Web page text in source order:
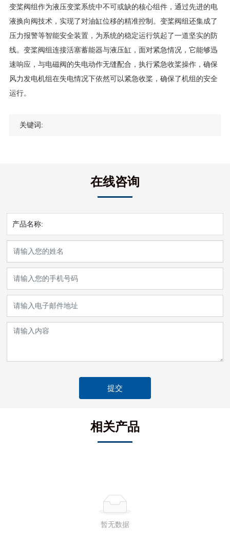
变桨阀组作为液压变桨系统中不可或缺的核心组件，通过先进的电
液换向阀技术，实现了对油缸位移的精准控制。变桨阀组还集成了
压力报警等智能安全装置，为系统的稳定运行筑起了一道坚实的防
线。变桨阀组连接活塞蓄能器与液压缸，面对紧急情况，它能够迅
速响应，与电磁阀的失电动作无缝配合，执行紧急收桨操作，确保
风力发电机组在失电情况下依然可以紧急收桨，确保了机组的安全
运行。
关键词:
在线咨询
产品名称:
提交
相关产品
暂无数据